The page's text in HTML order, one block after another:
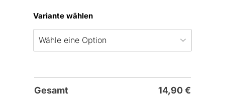
Variante wählen
Gesamt 14,90€